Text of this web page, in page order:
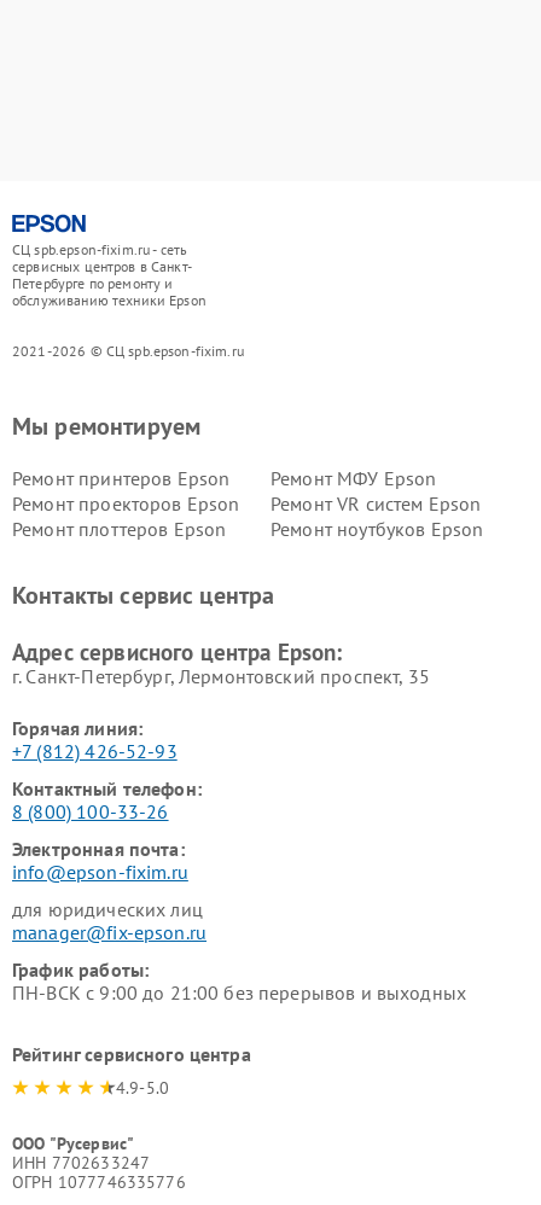
СЦ spb.epson-fixim.ru - сеть
сервисных центров в Санкт-
Петербурге по ремонту и
обслуживанию техники Epson
2021-2026 © СЦ spb.epson-fixim.ru
Мы ремонтируем
Ремонт принтеров Epson
Ремонт МФУ Epson
Ремонт проекторов Epson
Ремонт VR систем Epson
Ремонт плоттеров Epson
Ремонт ноутбуков Epson
Контакты сервис центра
Адрес сервисного центра Epson:
г. Санкт-Петербург, Лермонтовский проспект, 35
Горячая линия:
+7 (812) 426-52-93
Контактный телефон:
8 (800) 100-33-26
Электронная почта:
info@epson-fixim.ru
для юридических лиц
manager@fix-epson.ru
График работы:
ПН-ВСК с 9:00 до 21:00 без перерывов и выходных
Рейтинг сервисного центра
4.9-5.0
ООО "Русервис"
ИНН 7702633247
ОГРН 1077746335776